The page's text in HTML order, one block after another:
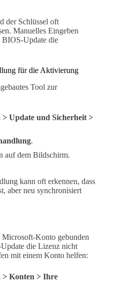
der Schlüssel oft
Manuelles Eingeben
BIOS-Update die
für die Aktivierung
Tool zur
> Update und Sicherheit >
.
auf dem Bildschirm.
kann oft erkennen, dass
aber neu synchronisiert
Konto gebunden
die Lizenz nicht
mit einem Konto helfen:
> Konten > Ihre